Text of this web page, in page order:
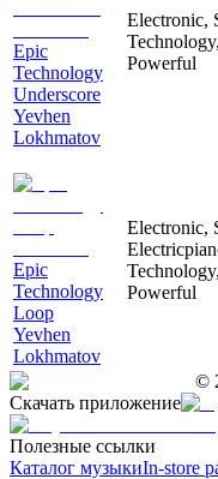
Epic
Technology
Underscore
Yevhen
Lokhmatov
Electronic,
Powerful
Epic
Technology
Loop
Yevhen
Lokhmatov
Electronic,
Powerful
©
Скачать приложение
Полезные ссылки
Каталог музыкиIn-store